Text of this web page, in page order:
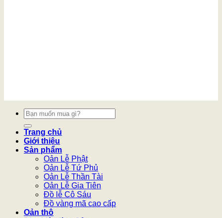
Tìm
kiếm:
Trang chủ
Giới thiệu
Sản phẩm
Oản Lễ Phật
Oản Lễ Tứ Phủ
Oản Lễ Thần Tài
Oản Lễ Gia Tiên
Đồ lễ Cô Sáu
Đồ vàng mã cao cấp
Oản thô